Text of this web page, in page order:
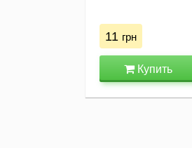
11 грн
Купить